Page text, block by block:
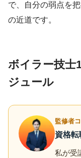
で、自分の弱点を
の近道です。
ボイラー技士
ジュール
監修者
資格
私が受